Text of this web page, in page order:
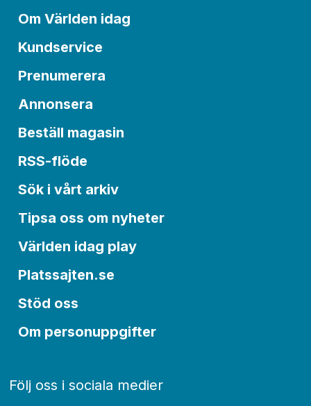
Om Världen idag
Kundservice
Prenumerera
Annonsera
Beställ magasin
RSS-flöde
Sök i vårt arkiv
Tipsa oss om nyheter
Världen idag play
Platssajten.se
Stöd oss
Om personuppgifter
Följ oss i sociala medier